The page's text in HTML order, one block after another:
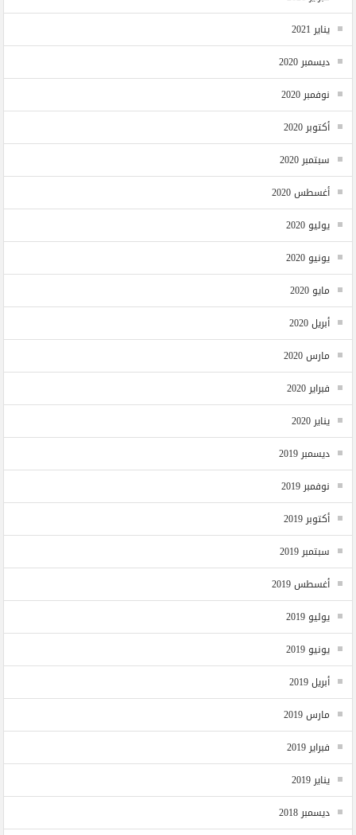
يناير 2021
ديسمبر 2020
نوفمبر 2020
أكتوبر 2020
سبتمبر 2020
أغسطس 2020
يوليو 2020
يونيو 2020
مايو 2020
أبريل 2020
مارس 2020
فبراير 2020
يناير 2020
ديسمبر 2019
نوفمبر 2019
أكتوبر 2019
سبتمبر 2019
أغسطس 2019
يوليو 2019
يونيو 2019
أبريل 2019
مارس 2019
فبراير 2019
يناير 2019
ديسمبر 2018